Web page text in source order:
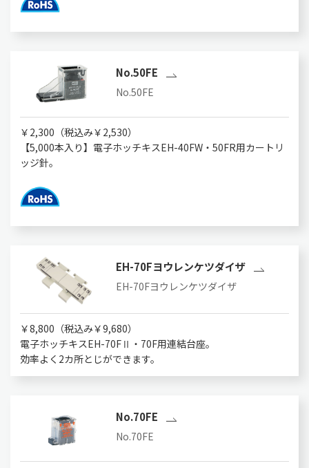
No.50FE
No.50FE
￥2,300（税込み￥2,530）
【5,000本入り】電子ホッチキスEH-40FW・50FR用カートリ
ッジ針。
EH-70Fヨウレンケツダイザ
EH-70Fヨウレンケツダイザ
￥8,800（税込み￥9,680）
電子ホッチキスEH-70FⅡ・70F用連結台座。
効率よく2カ所とじができます。
No.70FE
No.70FE